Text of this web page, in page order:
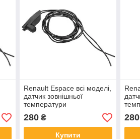
Renault Espace всі моделі,
датчик зовнішньої
температури
280₴
Купити
280